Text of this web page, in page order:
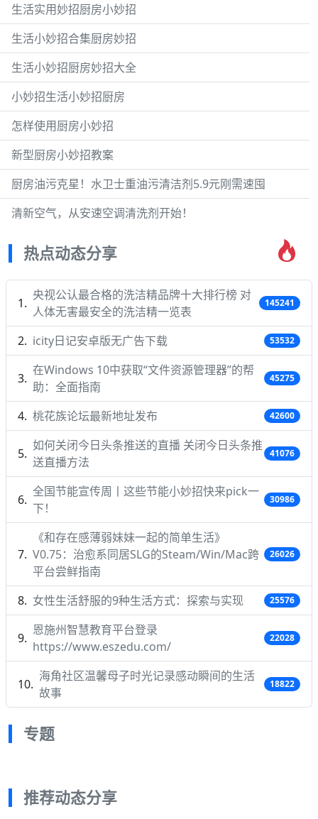
生活实用妙招厨房小妙招
生活小妙招合集厨房妙招
生活小妙招厨房妙招大全
小妙招生活小妙招厨房
怎样使用厨房小妙招
新型厨房小妙招教案
厨房油污克星！水卫士重油污清洁剂5.9元刚需速囤
清新空气，从安速空调清洗剂开始！
热点动态分享
央视公认最合格的洗洁精品牌十大排行榜 对
人体无害最安全的洗洁精一览表
145241
icity日记安卓版无广告下载 53532
在Windows 10中获取“文件资源管理器”的帮
助：全面指南
45275
桃花族论坛最新地址发布 42600
如何关闭今日头条推送的直播 关闭今日头条推
送直播方法
41076
全国节能宣传周丨这些节能小妙招快来pick一
下！
30986
《和存在感薄弱妹妹一起的简单生活》
V0.75：治愈系同居SLG的Steam/Win/Mac跨
平台尝鲜指南
26026
女性生活舒服的9种生活方式：探索与实现 25576
恩施州智慧教育平台登录
https://www.eszedu.com/
22028
海角社区温馨母子时光记录感动瞬间的生活
故事
18822
专题
推荐动态分享